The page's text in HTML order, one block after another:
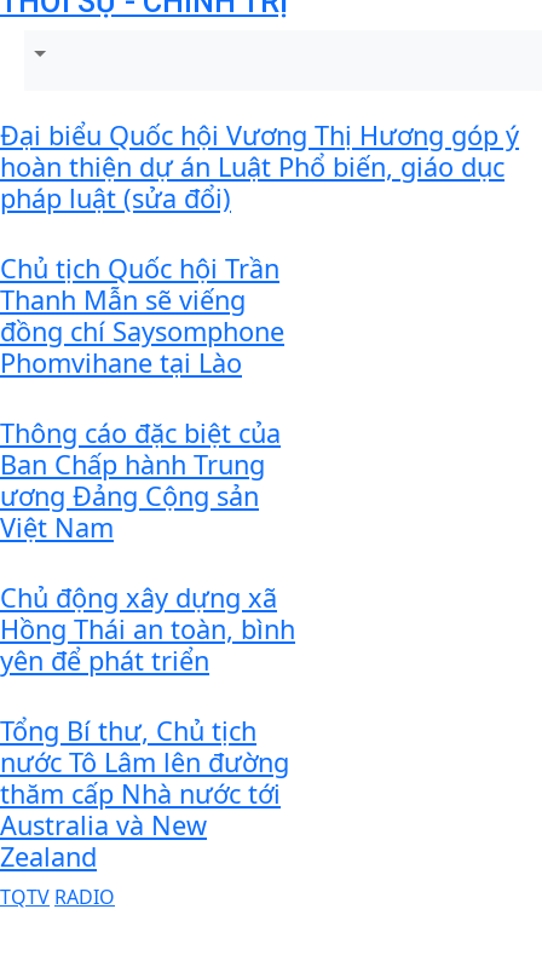
Đại biểu Quốc hội Vương Thị Hương góp ý
hoàn thiện dự án Luật Phổ biến, giáo dục
pháp luật (sửa đổi)
Chủ tịch Quốc hội Trần
Thanh Mẫn sẽ viếng
đồng chí Saysomphone
Phomvihane tại Lào
Thông cáo đặc biệt của
Ban Chấp hành Trung
ương Đảng Cộng sản
Việt Nam
Chủ động xây dựng xã
Hồng Thái an toàn, bình
yên để phát triển
Tổng Bí thư, Chủ tịch
nước Tô Lâm lên đường
thăm cấp Nhà nước tới
Australia và New
Zealand
TQTV RADIO